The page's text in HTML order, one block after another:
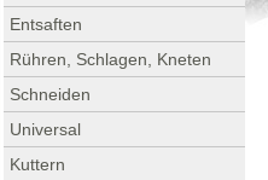
Entsaften
Rühren, Schlagen, Kneten
Schneiden
Universal
Kuttern